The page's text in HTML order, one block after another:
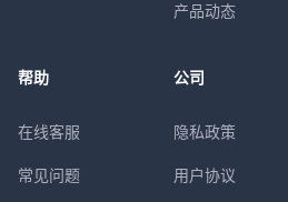
产品动态
帮助
在线客服
常见问题
公司
隐私政策
用户协议